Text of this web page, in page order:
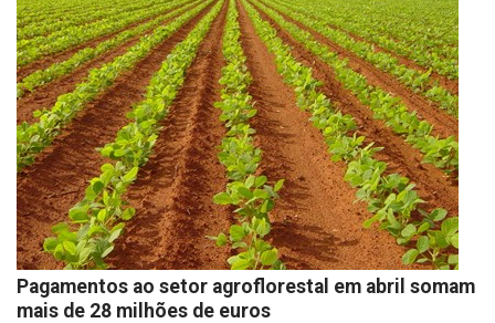
Pagamentos ao setor agroflorestal em abril somam
mais de 28 milhões de euros